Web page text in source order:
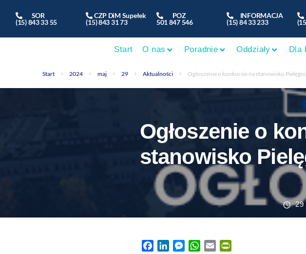
SOR
(15) 843 33 55
CZP DiM Supełek
(15) 843 31 73
POZ
501 847 546
INFORMACJA
(15) 84 33 233
Start O nas Poradnie Oddziały Dla
Start 2024 maj 29 Aktualności Ogłoszenie o konkursie na stanowisko
Ogłoszenie o
stanowisko
29
FacebookLinkedInMessenger
WhatsApp
Email